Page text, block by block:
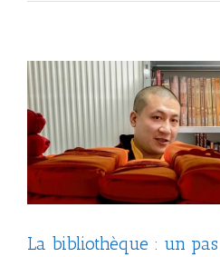
La bibliothèque : un